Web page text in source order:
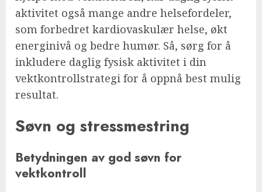
aktivitet også mange andre helsefordeler,
som forbedret kardiovaskulær helse, økt
energinivå og bedre humør. Så, sørg for å
inkludere daglig fysisk aktivitet i din
vektkontrollstrategi for å oppnå best mulig
resultat.
Søvn og stressmestring
Betydningen av god søvn for
vektkontroll